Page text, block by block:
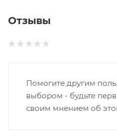
Отзывы
Помогите другим
выбором - будьте
своим мнением об